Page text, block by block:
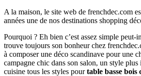
A la maison, le site web de frenchdec.com
années une de nos destinations shopping
Pourquoi ? Eh bien c’est assez simple peut-
trouve toujours son bonheur chez
à composer une déco scandinave pour une
campagne chic dans son salon, un style plus
cuisine tous les styles pourtable basse bois